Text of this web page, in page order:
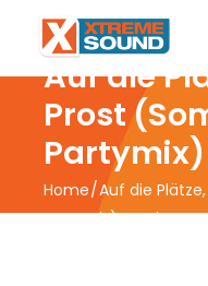
Auf die
Prost
Partymix)
Home Auf die
Partymix) – Tobee